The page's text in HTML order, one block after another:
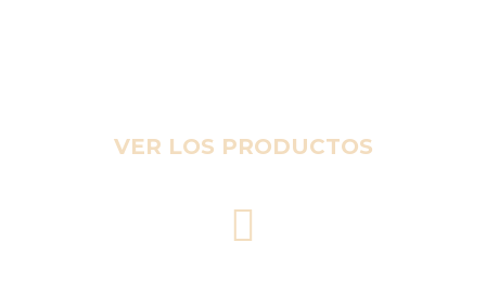
VER LOS PRODUCTOS